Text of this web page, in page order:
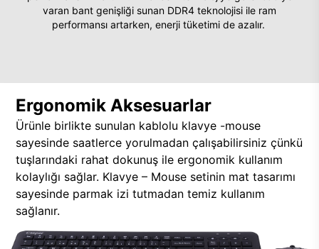
varan bant genişliği sunan DDR4 teknolojisi ile ram
performansı artarken, enerji tüketimi de azalır.
Ergonomik Aksesuarlar
Ürünle birlikte sunulan kablolu klavye -mouse
sayesinde saatlerce yorulmadan çalışabilirsiniz çünkü
tuşlarındaki rahat dokunuş ile ergonomik kullanım
kolaylığı sağlar. Klavye – Mouse setinin mat tasarımı
sayesinde parmak izi tutmadan temiz kullanım
sağlanır.